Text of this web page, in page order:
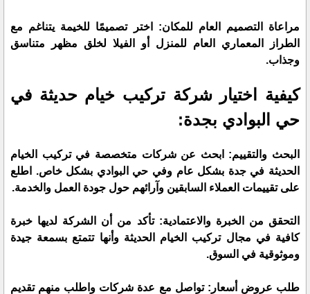
مراعاة التصميم العام للمكان: اختر تصميمًا للخيمة يتناغم مع
الطراز المعماري العام للمنزل أو الفيلا لخلق مظهر متناسق
وجذاب.
كيفية اختيار شركة تركيب خيام حديثة في
حي البوادي بجدة:
البحث والتقييم: ابحث عن شركات متخصصة في تركيب الخيام
الحديثة في جدة بشكل عام وفي حي البوادي بشكل خاص. اطلع
على تقييمات العملاء السابقين وآرائهم حول جودة العمل والخدمة.
التحقق من الخبرة والاعتمادية: تأكد من أن الشركة لديها خبرة
كافية في مجال تركيب الخيام الحديثة وأنها تتمتع بسمعة جيدة
وموثوقية في السوق.
طلب عروض أسعار: تواصل مع عدة شركات واطلب منهم تقديم